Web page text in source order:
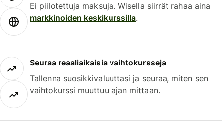
Ei piilotettuja maksuja. Wisella siirrät rahaa aina
markkinoiden keskikurssilla.
Seuraa reaaliaikaisia vaihtokursseja
Tallenna suosikkivaluuttasi ja seuraa, miten sen
vaihtokurssi muuttuu ajan mittaan.